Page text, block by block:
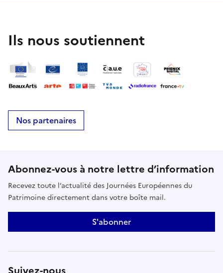
Ils nous soutiennent
Nos partenaires
Abonnez-vous à notre lettre d’information
Recevez toute l’actualité des Journées Européennes du
Patrimoine directement dans votre boîte mail.
S'abonner